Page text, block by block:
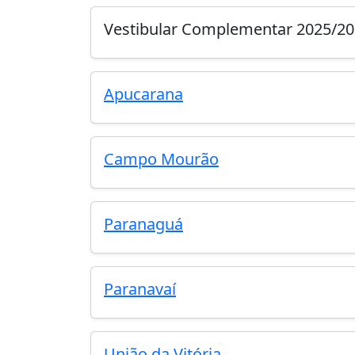
Vestibular Complementar 2025/
Apucarana
Campo Mourão
Paranaguá
Paranavaí